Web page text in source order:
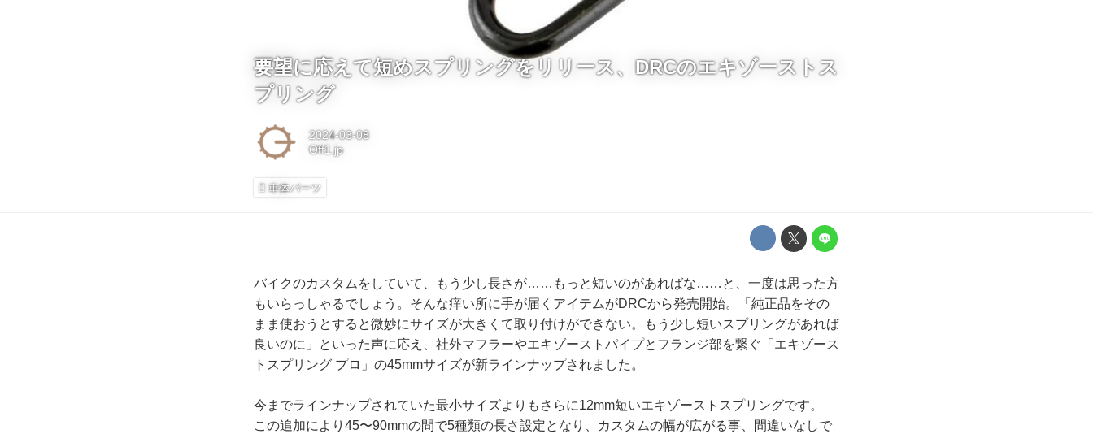
要望に応えて短めスプリングをリリース、DRCのエキゾーストス
プリング
2024-03-08
Off1.jp
車体パーツ
バイクのカスタムをしていて、もう少し長さが……もっと短いのがあればな……と、一度は思った方
もいらっしゃるでしょう。そんな痒い所に手が届くアイテムがDRCから発売開始。「純正品をその
まま使おうとすると微妙にサイズが大きくて取り付けができない。もう少し短いスプリングがあれば
良いのに」といった声に応え、社外マフラーやエキゾーストパイプとフランジ部を繋ぐ「エキゾース
トスプリング プロ」の45mmサイズが新ラインナップされました。
今までラインナップされていた最小サイズよりもさらに12mm短いエキゾーストスプリングです。
この追加により45〜90mmの間で5種類の長さ設定となり、カスタムの幅が広がる事、間違いなしで